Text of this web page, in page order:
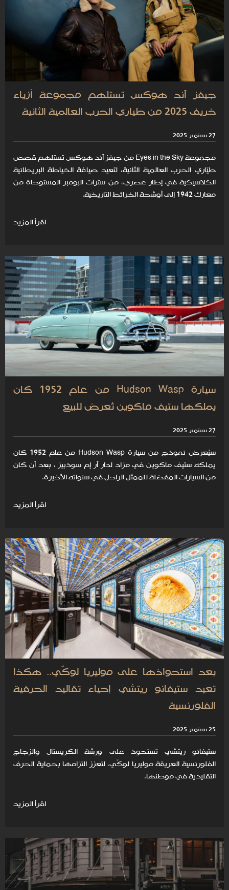
جيفز آند هوكس تستلهم مجموعة أزياء
خريف 2025 من طياري الحرب العالمية الثانية
27 سبتمبر 2025
مجموعة Eyes in the Sky من جيفز آند هوكس تستلهم قصص
طيّاري الحرب العالمية الثانية، لتعيد صياغة الخياطة البريطانية
الكلاسيكية في إطار عصري، من سترات البومبر المستوحاة من
معارك 1942 إلى أوشحة الخرائط التاريخية.
اقرأ المزيد
سيارة Hudson Wasp من عام 1952 كان
يملكها ستيف ماكوين تُعرض للبيع
27 سبتمبر 2025
سيُعرض نموذج من سيارة Hudson Wasp من عام 1952 كان
يملكه ستيف ماكوين في مزاد لدار آر إم سوذبيز ، بعد أن كان
من السيارات المفضلة للممثل الراحل في سنواته الأخيرة.
اقرأ المزيد
بعد استحواذها على موليريا لوكّي.. هكذا
تعيد ستيفانو ريتشي إحياء تقاليد الحرفية
الفلورنسية
25 سبتمبر 2025
ستيفانو ريتشي تستحوذ على ورشة الكريستال والزجاج
الفلورنسية العريقة موليريا لوكّي، لتعزز التزامها بحماية الحرف
التقليدية في موطنها.
اقرأ المزيد